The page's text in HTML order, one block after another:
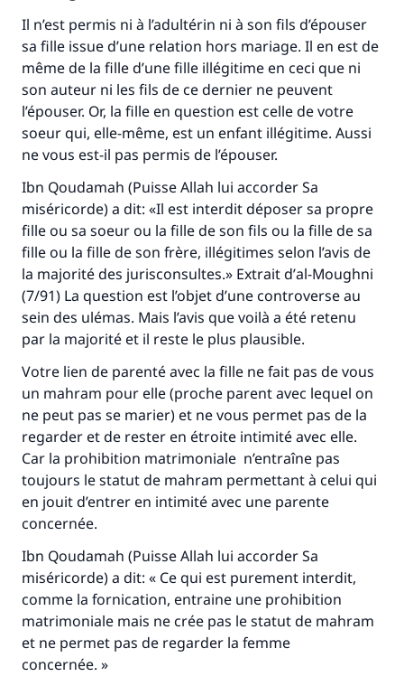
Il n’est permis ni à l’adultérin ni à son fils d’épouser
sa fille issue d’une relation hors mariage. Il en est de
même de la fille d’une fille illégitime en ceci que ni
son auteur ni les fils de ce dernier ne peuvent
l’épouser. Or, la fille en question est celle de votre
soeur qui, elle-même, est un enfant illégitime. Aussi
ne vous est-il pas permis de l’épouser.
Ibn Qoudamah (Puisse Allah lui accorder Sa
miséricorde) a dit: «Il est interdit déposer sa propre
fille ou sa soeur ou la fille de son fils ou la fille de sa
fille ou la fille de son frère, illégitimes selon l’avis de
la majorité des jurisconsultes.» Extrait d’al-Moughni
(7/91) La question est l’objet d’une controverse au
sein des ulémas. Mais l’avis que voilà a été retenu
par la majorité et il reste le plus plausible.
Votre lien de parenté avec la fille ne fait pas de vous
un mahram pour elle (proche parent avec lequel on
ne peut pas se marier) et ne vous permet pas de la
regarder et de rester en étroite intimité avec elle.
Car la prohibition matrimoniale n’entraîne pas
toujours le statut de mahram permettant à celui qui
en jouit d’entrer en intimité avec une parente
concernée.
Ibn Qoudamah (Puisse Allah lui accorder Sa
miséricorde) a dit: « Ce qui est purement interdit,
comme la fornication, entraine une prohibition
matrimoniale mais ne crée pas le statut de mahram
et ne permet pas de regarder la femme
concernée. »
Faites une différence dans la vie de
millions de personnes grâce à votre
contribution
Aidez nous à apporter des réponses.
Le Messager d'Allah (Paix sur lui) a dit:
"Celui qui indique une bonne action obtient la
même récompense que celui qui le fait."
Soutenez IslamQA